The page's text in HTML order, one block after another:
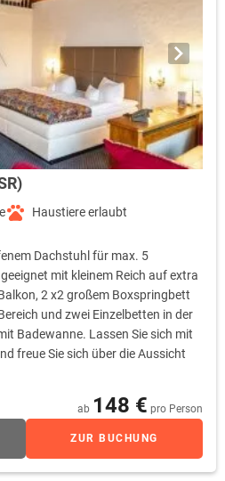
Haustiere erlaubt
Dachstuhl für max. 5
mit kleinem Reich auf extra
2 x2 großem Boxspringbett
und zwei Einzelbetten in der
Badewanne. Lassen Sie sich mit
freue Sie sich über die Aussicht
ab 148 € pro Person
ZUR BUCHUNG